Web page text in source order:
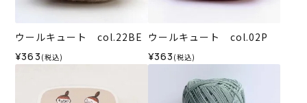
ウールキュート col.22BE
¥363 (税込)
ウールキュート col.02P
¥363 (税込)